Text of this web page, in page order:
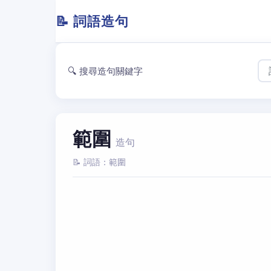
📝 詞語造句
🔍 搜尋造句關鍵字
範圍 造句
📝 詞語：範圍